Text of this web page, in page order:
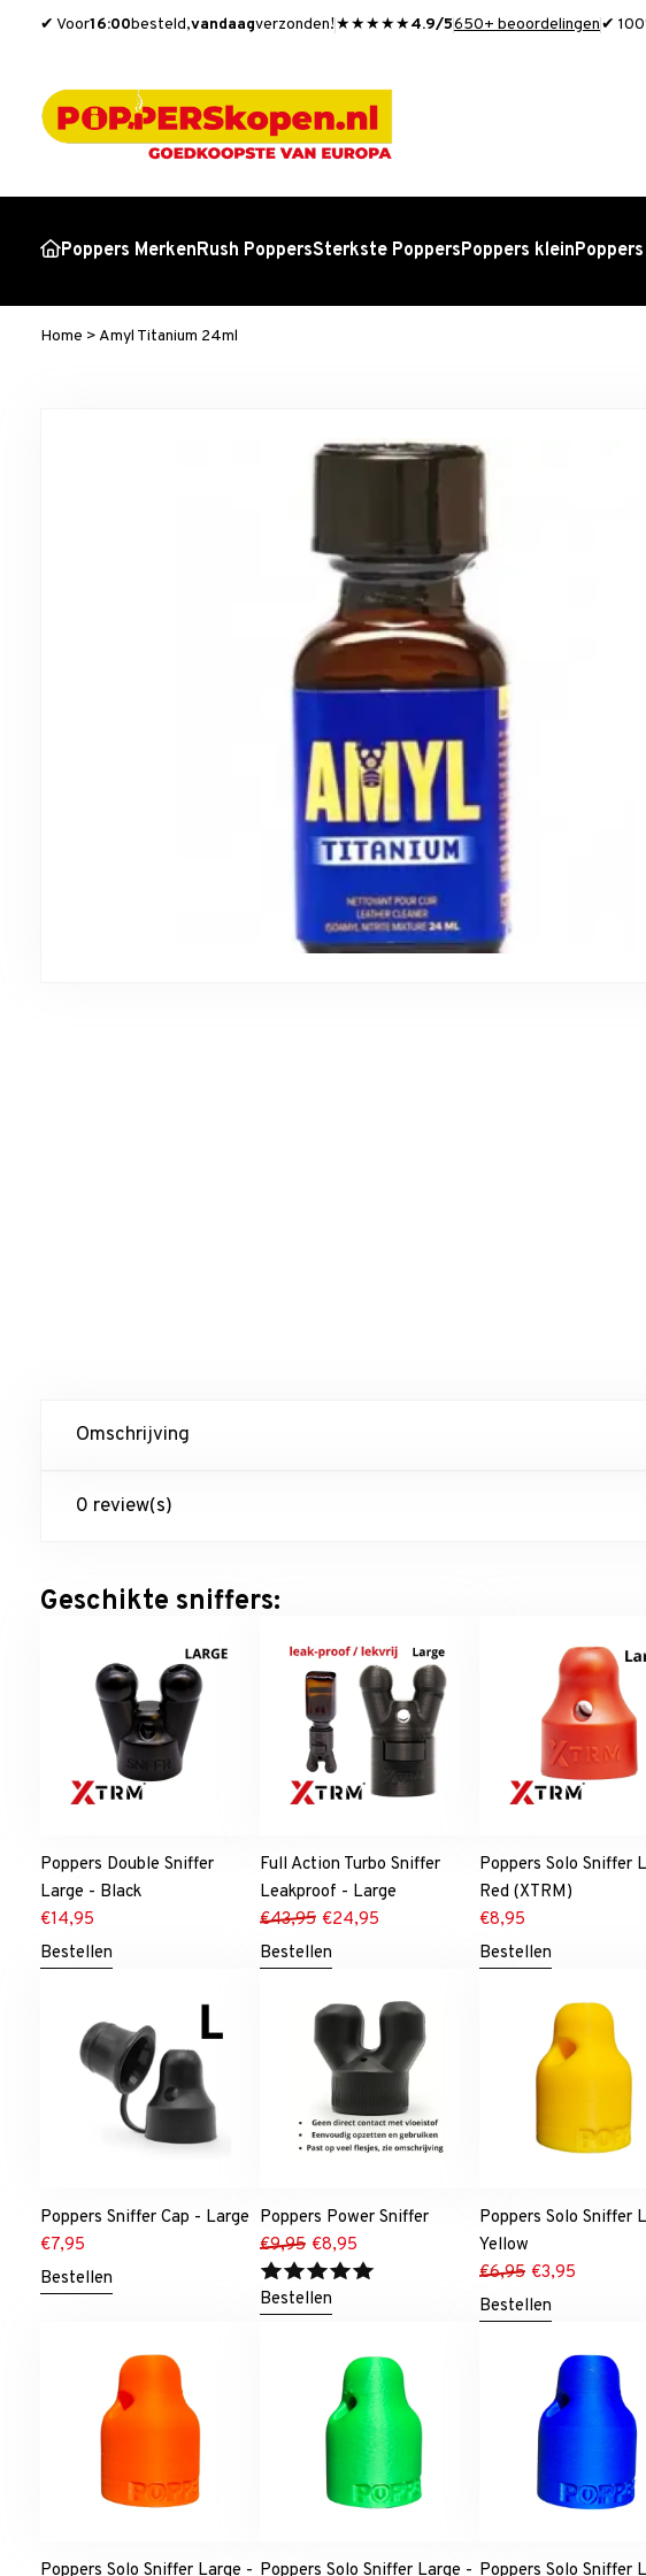
✔ Voor16:00besteld,vandaagverzonden!★★★★★4.9/5650+ beoordelingen✔
Poppers MerkenRush PoppersSterkste PoppersPoppers klein
Home >Amyl Titanium 24ml
Omschrijving
0 review(s)
Geschikte sniffers:
Poppers Double Sniffer
Large - Black
€14,95
Bestellen
Full Action Turbo Sniffer
Leakproof - Large
€43,95 €24,95
Bestellen
Poppers Solo Sniffer
Red (XTRM)
€8,95
Bestellen
Poppers Sniffer Cap - Large
€7,95
Bestellen
Poppers Power Sniffer
€9,95 €8,95
Bestellen
Poppers Solo Sniffer
Yellow
€6,95 €3,95
Bestellen
Poppers Solo Sniffer Large - Poppers Solo Sniffer Large - Poppers Solo Sniffer